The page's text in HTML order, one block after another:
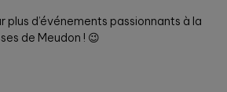
plus d’événements passionnants à la
de Meudon ! 😉